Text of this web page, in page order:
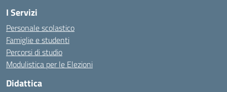
I Servizi
Personale scolastico
Famiglie e studenti
Percorsi di studio
Modulistica per le Elezioni
Didattica